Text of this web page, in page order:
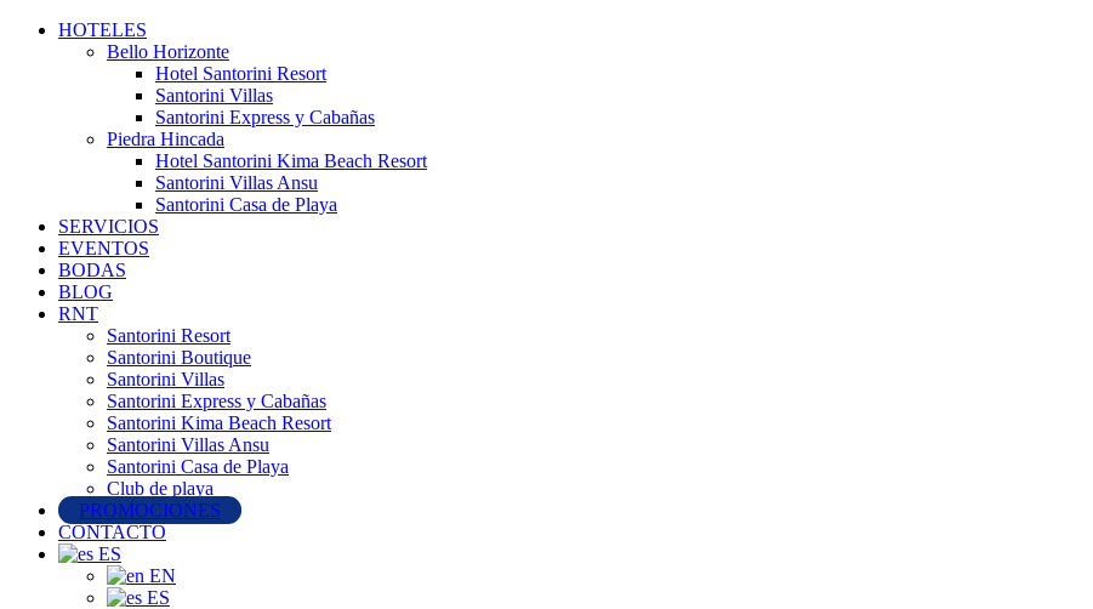
HOTELES
Bello Horizonte
Hotel Santorini Resort
Santorini Villas
Santorini Express y Cabañas
Piedra Hincada
Hotel Santorini Kima Beach Resort
Santorini Villas Ansu
Santorini Casa de Playa
SERVICIOS
EVENTOS
BODAS
BLOG
RNT
Santorini Resort
Santorini Boutique
Santorini Villas
Santorini Express y Cabañas
Santorini Kima Beach Resort
Santorini Villas Ansu
Santorini Casa de Playa
Club de playa
PROMOCIONES
CONTACTO
ES
EN
ES